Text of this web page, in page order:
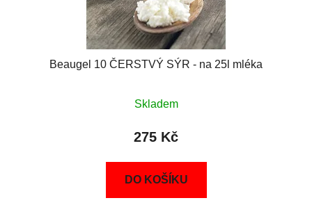
Beaugel 10 ČERSTVÝ SÝR - na 25l mléka
Skladem
275 Kč
DO KOŠÍKU